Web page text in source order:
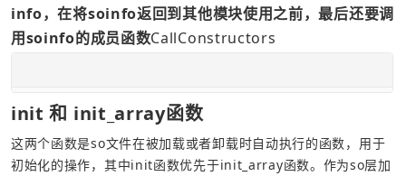
info，在将soinfo返回到其他模块使用之前，最后还要调
用soinfo的成员函数CallConstructors
init 和 init_array函数
这两个函数是so文件在被加载或者卸载时自动执行的函数，用于
初始化的操作，其中init函数优先于init_array函数。作为so层加